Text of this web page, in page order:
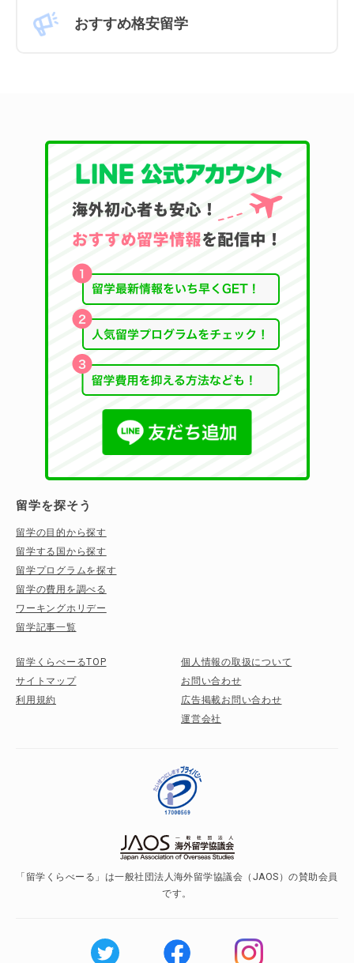
おすすめ格安留学
留学を探そう
留学の目的から探す
留学する国から探す
留学プログラムを探す
留学の費用を調べる
ワーキングホリデー
留学記事一覧
留学くらべーるTOP
サイトマップ
利用規約
個人情報の取扱について
お問い合わせ
広告掲載お問い合わせ
運営会社
「留学くらべーる」は一般社団法人海外留学協議会（JAOS）の賛助会員
です。